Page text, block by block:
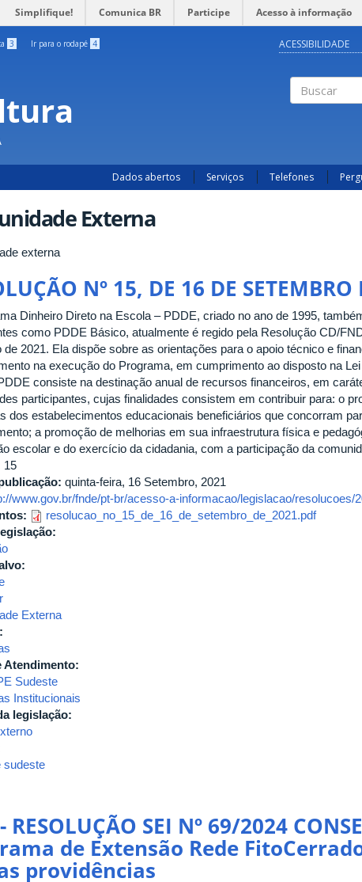
Simplifique! Comunica BR Participe Acesso à informação
3 Ir para o rodapé 4 ACESSIBILIDADE
Dados abertos Serviços Telefones
Externa
externa
Nº 15, DE 16 DE SETEMBRO
Dinheiro Direto na Escola – PDDE, criado no ano de 1995,
como PDDE Básico, atualmente é regido pela Resolução CD/
de 2021. Ela dispõe sobre as orientações para o apoio técnico e
na execução do Programa, em cumprimento ao disposto na Lei
consiste na destinação anual de recursos financeiros, em
participantes, cujas finalidades consistem em contribuir para: o
dos estabelecimentos educacionais beneficiários que concorram
a promoção de melhorias em sua infraestrutura física e
escolar e do exercício da cidadania, com a participação da
15
quinta-feira, 16 Setembro, 2021
www.gov.br/fnde/pt-br/acesso-a-informacao/legislacao/resolucoes/
resolucao_no_15_de_16_de_setembro_de_2021.pdf
Externa
Atendimento:
Sudeste
Institucionais
legislação:
sudeste
16
RESOLUÇÃO SEI Nº 69/2024
de Extensão Rede
providências